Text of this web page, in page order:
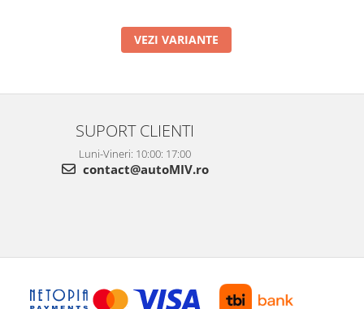
VEZI VARIANTE
SUPORT CLIENTI
Luni-Vineri: 10:00: 17:00
contact@autoMIV.ro